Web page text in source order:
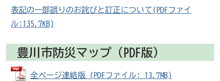
表記の一部誤りのお詫びと訂正について(PDFファイ
ル:135.7KB)
豊川市防災マップ（PDF版）
全ページ連結版 (PDFファイル: 13.7MB)